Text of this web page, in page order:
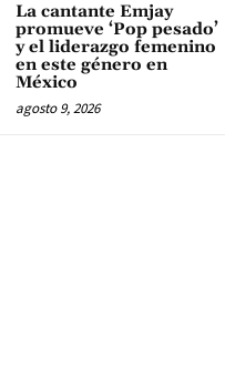
La cantante Emjay
promueve ‘Pop pesado’
y el liderazgo femenino
en este género en
México
agosto 9, 2026